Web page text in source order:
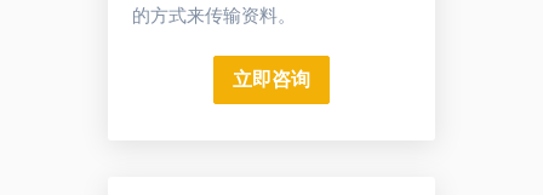
的方式来传输资料。
立即咨询